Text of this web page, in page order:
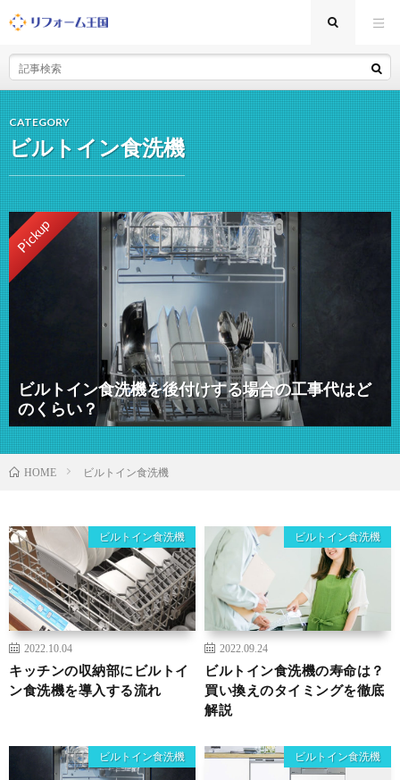
CATEGORY
ビルトイン食洗機
Pickup
ビルトイン食洗機を後付けする場合の工事代はど
のくらい？
HOME ビルトイン食洗機
ビルトイン食洗機
2022.10.04
キッチンの収納部にビルトイ
ン食洗機を導入する流れ
ビルトイン食洗機
2022.09.24
ビルトイン食洗機の寿命は？
買い換えのタイミングを徹底
解説
ビルトイン食洗機 ビルトイン食洗機